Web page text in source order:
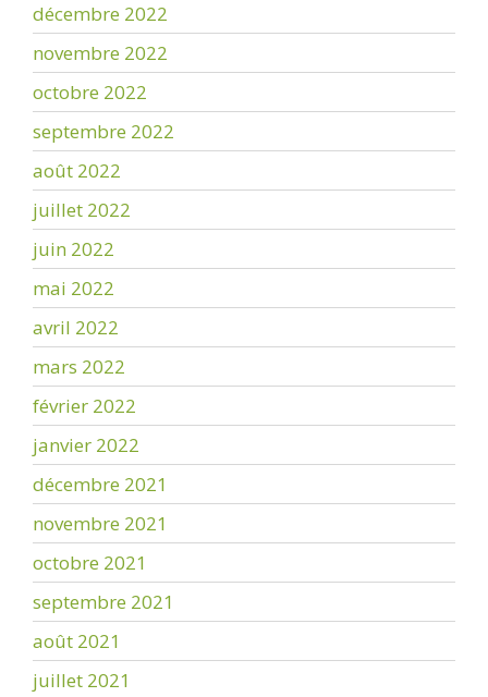
décembre 2022
novembre 2022
octobre 2022
septembre 2022
août 2022
juillet 2022
juin 2022
mai 2022
avril 2022
mars 2022
février 2022
janvier 2022
décembre 2021
novembre 2021
octobre 2021
septembre 2021
août 2021
juillet 2021